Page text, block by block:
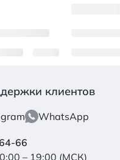
клиентов
WhatsApp
66
– 19:00 (МСК)